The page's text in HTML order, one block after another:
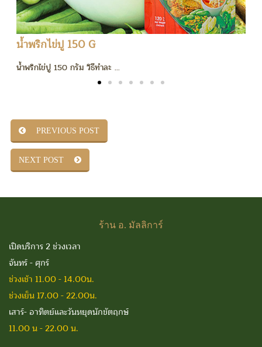
น้ำพริกไข่ปู 150 G
น้ำพริกไข่ปู 150 กรัม วิธีทำละ ...
PREVIOUS POST
NEXT POST
ร้าน อ. มัลลิการ์
เปิดบริการ 2 ช่วงเวลา
จันทร์ - ศุกร์
ช่วงเช้า 11.00 - 14.00น.
ช่วงเย็น 17.00 - 22.00น.
เสาร์- อาทิตย์และวันหยุดนักขัตฤกษ์
11.00 น - 22.00 น.